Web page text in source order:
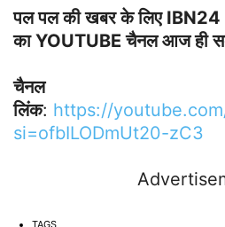
पल पल की खबर के लिए
का YOUTUBE चैनल आज ही
चैनल
लिंक: https://
si=ofbILODmUt20-zC3
TAGS